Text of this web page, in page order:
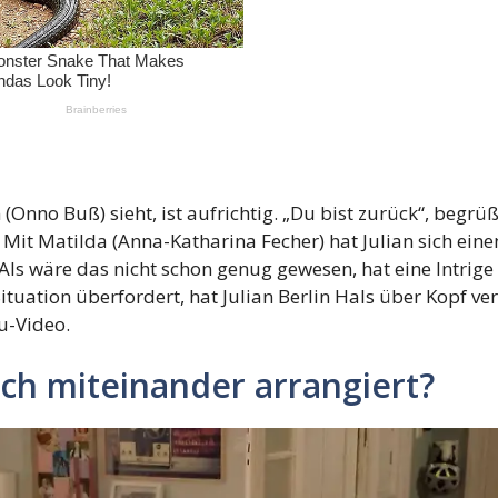
Buß) sieht, ist aufrichtig. „Du bist zurück“,
Matilda (Anna-Katharina Fecher) hat Julian sich
wäre das nicht schon genug gewesen, hat eine
überfordert, hat Julian Berlin Hals über Kopf
Video.
miteinander arrangiert?